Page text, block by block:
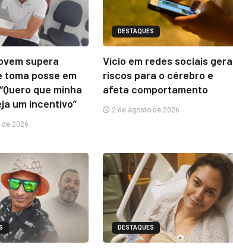
supera
toma posse em
que minha
um incentivo”
2026
DESTAQUES
Vício em redes sociais gera
riscos para o cérebro e
afeta comportamento
2 de agosto de 2026
DESTAQUES